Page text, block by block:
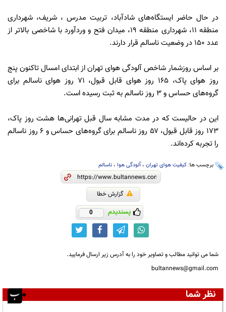
در حال حاضر ایستگاه‌های‌ شادآباد، تربیت مدرس ، شریف، شهرداری
منطقه ۱۱، شهرداری منطقه ۱۹، میدان فتح و وردآورد با شاخصی بالاتر از
عدد ۱۵۰ در وضعیت ناسالم قرار دارند.
بر اساس روزشمار شاخص آلودگی هوای تهران از ابتدای امسال تاکنون پنج
روز هوای پاک، ۱۶۵ روز هوای قابل قبول، ۷۱ روز هوای ناسالم برای
گروه‌های حساس و ۳ روز ناسالم به ثبت رسیده است.
این در حالیست که در مدت مشابه سال قبل تهرانی‌ها هشت روز پاک،
۱۷۳ روز قابل قبول، ۵۷ روز ناسالم برای گروه‌های حساس و ۶ روز ناسالم
را تجربه کرده‌اند.
برچسب ها: کیفیت هوای تهران ،آلودگی هوا ، ناسالم
گزارش خطا
پسندیدم 0
شما می توانید مطالب و تصاویر خود را به آدرس زیر ارسال فرمایید.
bultannews@gmail.com
نظر شما